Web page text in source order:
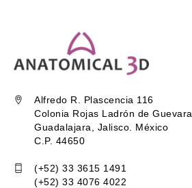
Alfredo R. Plascencia 116
Colonia Rojas Ladrón de Guevara
Guadalajara, Jalisco. México
C.P. 44650
(+52) 33 3615 1491
(+52) 33 4076 4022